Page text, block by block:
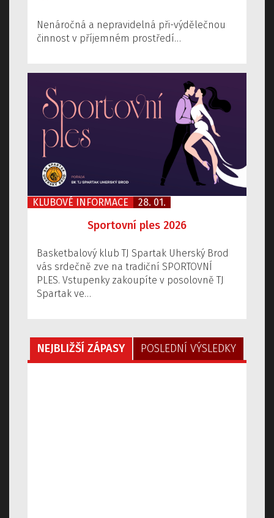
Nenáročná a nepravidelná při-výdělečnou
činnost v příjemném prostředí…
KLUBOVÉ INFORMACE 28. 01.
Sportovní ples 2026
Basketbalový klub TJ Spartak Uherský Brod
vás srdečně zve na tradiční SPORTOVNÍ
PLES. Vstupenky zakoupíte v posolovně TJ
Spartak ve…
NEJBLIŽŠÍ ZÁPASY POSLEDNÍ VÝSLEDKY